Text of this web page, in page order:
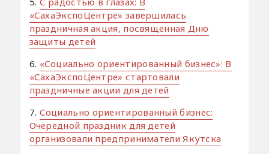
«СахаЭкспоЦентре» завершилась
праздничная акция, посвященная Дню
защиты детей
6. «Социально ориентированный бизнес»: В
«СахаЭкспоЦентре» стартовали
праздничные акции для детей
7. Социально ориентированный бизнес:
Очередной праздник для детей
организовали предприниматели Якутска